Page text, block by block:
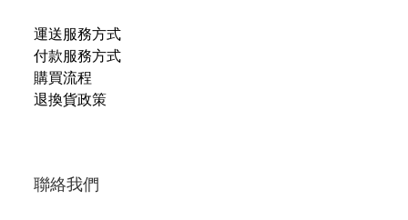
運送服務方式
付款服務方式
購買流程
退換貨政策
聯絡我們